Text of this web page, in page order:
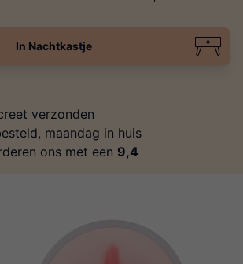
In Nachtkastje
verzonden
maandag in huis
ons met een 9,4